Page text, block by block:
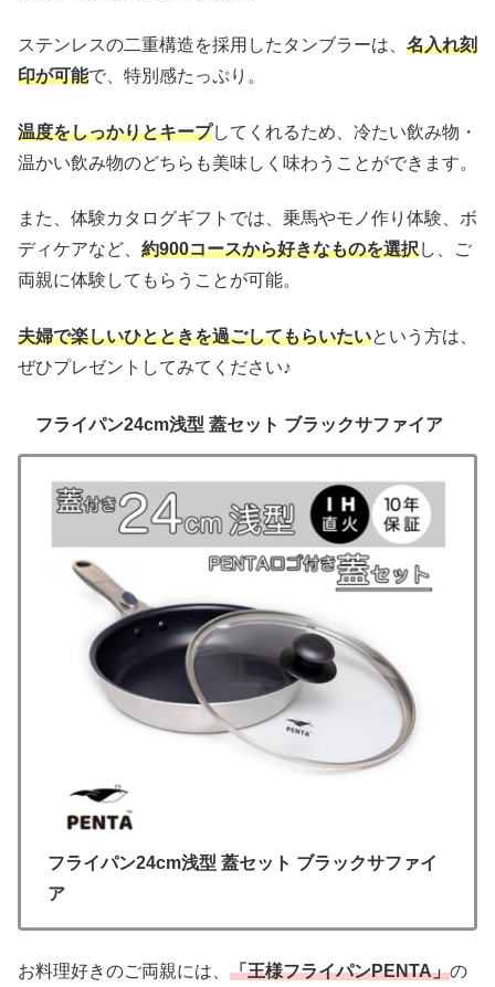
ステンレスの二重構造を採用したタンブラーは、 名入れ刻
印が可能で、特別感たっぷり。
温度をしっかりとキープしてくれるため、冷たい飲み物・
温かい飲み物のどちらも美味しく味わうことができます。
また、体験カタログギフトでは、乗馬やモノ作り体験、ボ
ディケアなど、 約900コースから好きなものを選択し、ご
両親に体験してもらうことが可能。
夫婦で楽しいひとときを過ごしてもらいたいという方は、
ぜひプレゼントしてみてください♪
フライパン24cm浅型 蓋セット ブラックサファイア
フライパン24cm浅型 蓋セット ブラックサファイ
ア
お料理好きのご両親には、 「王様フライパンPENTA」の